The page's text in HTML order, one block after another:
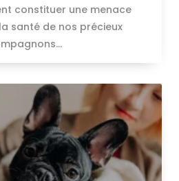
constituer une menace
santé de nos précieux